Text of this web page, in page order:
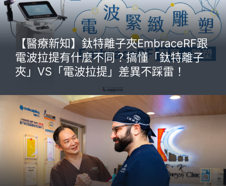
【醫療新知】鈦特離子夾EmbraceRF跟
電波拉提有什麼不同？搞懂「鈦特離子
夾」VS「電波拉提」差異不踩雷！